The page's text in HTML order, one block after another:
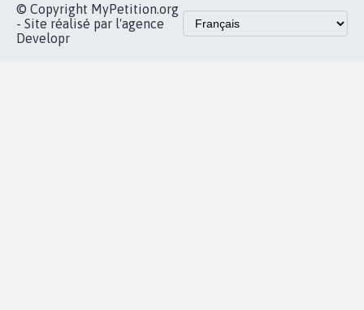
© Copyright MyPetition.org
- Site réalisé par l'agence
Developr